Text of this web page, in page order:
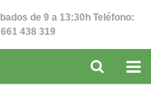
de 9 a 13:30h Teléfono:
438 319